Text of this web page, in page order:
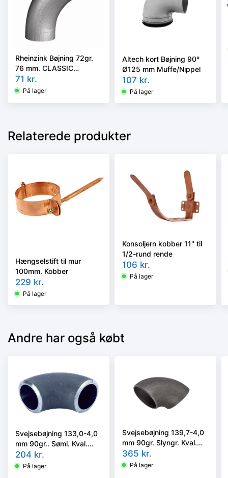
Rheinzink Bøjning 72gr.
76 mm. CLASSIC
walzblank - Tages ikke
retur -
71 kr.
På lager
Altech kort Bøjning 90°
Ø125 mm Muffe/Nippel
107 kr.
På lager
Relaterede produkter
Hængselstift til mur
100mm. Kobber
229 kr.
På lager
Konsoljern kobber 11'' til
1/2-rund rende
106 kr.
På lager
Andre har også købt
Svejsebøjning 133,0-4,0
mm 90gr.. Søml. Kval.
S235, EN 10253-1
204 kr.
På lager
Svejsebøjning 139,7-4,0
mm 90gr. Slyngr. Kval.
P235GH, EN 10253-2,
2D
365 kr.
På lager